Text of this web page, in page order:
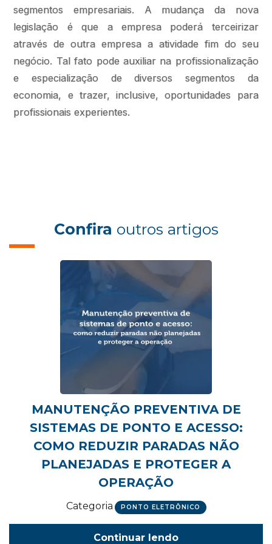
segmentos empresariais. A mudança da nova
legislação é que a empresa poderá terceirizar
através de outra empresa a atividade fim do seu
negócio. Tal fato pode auxiliar na profissionalização
e especialização de diversos segmentos da
economia, e trazer, inclusive, oportunidades para
profissionais experientes.
Confira outros artigos
MANUTENÇÃO PREVENTIVA DE
SISTEMAS DE PONTO E ACESSO:
COMO REDUZIR PARADAS NÃO
PLANEJADAS E PROTEGER A
OPERAÇÃO
Categoria PONTO ELETRÔNICO
Continuar lendo